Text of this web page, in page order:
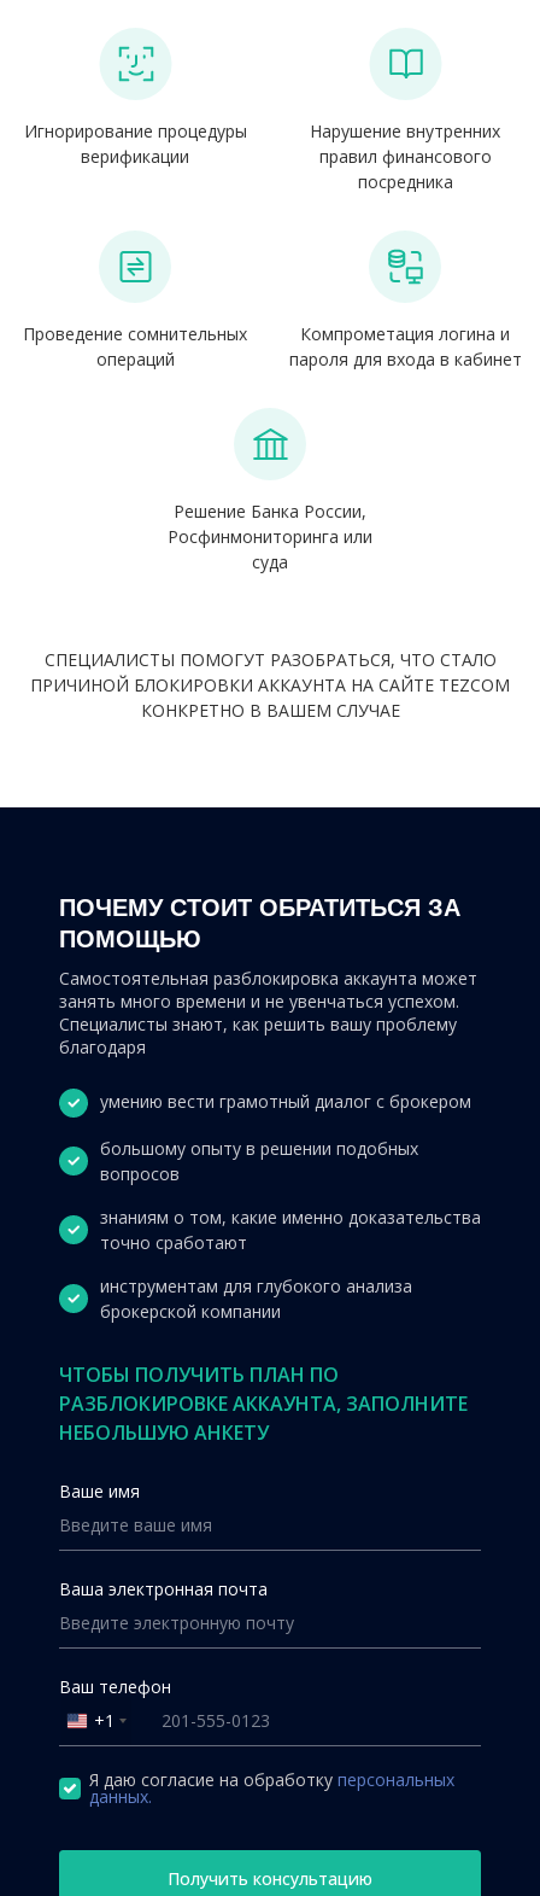
Игнорирование процедуры
верификации
Нарушение внутренних
правил финансового
посредника
Проведение сомнительных
операций
Компрометация логина и
пароля для входа в кабинет
Решение Банка России,
Росфинмониторинга или
суда
СПЕЦИАЛИСТЫ ПОМОГУТ РАЗОБРАТЬСЯ, ЧТО СТАЛО
ПРИЧИНОЙ БЛОКИРОВКИ АККАУНТА НА САЙТЕ TEZCOM
КОНКРЕТНО В ВАШЕМ СЛУЧАЕ
ПОЧЕМУ СТОИТ ОБРАТИТЬСЯ ЗА
ПОМОЩЬЮ
Самостоятельная разблокировка аккаунта может
занять много времени и не увенчаться успехом.
Специалисты знают, как решить вашу проблему
благодаря
умению вести грамотный диалог с брокером
большому опыту в решении подобных
вопросов
знаниям о том, какие именно доказательства
точно сработают
инструментам для глубокого анализа
брокерской компании
ЧТОБЫ ПОЛУЧИТЬ ПЛАН ПО
РАЗБЛОКИРОВКЕ АККАУНТА, ЗАПОЛНИТЕ
НЕБОЛЬШУЮ АНКЕТУ
Ваше имя
Ваша электронная почта
Ваш телефон
United
States
+1
+1
Я даю согласие на обработку персональных
данных.
Получить консультацию